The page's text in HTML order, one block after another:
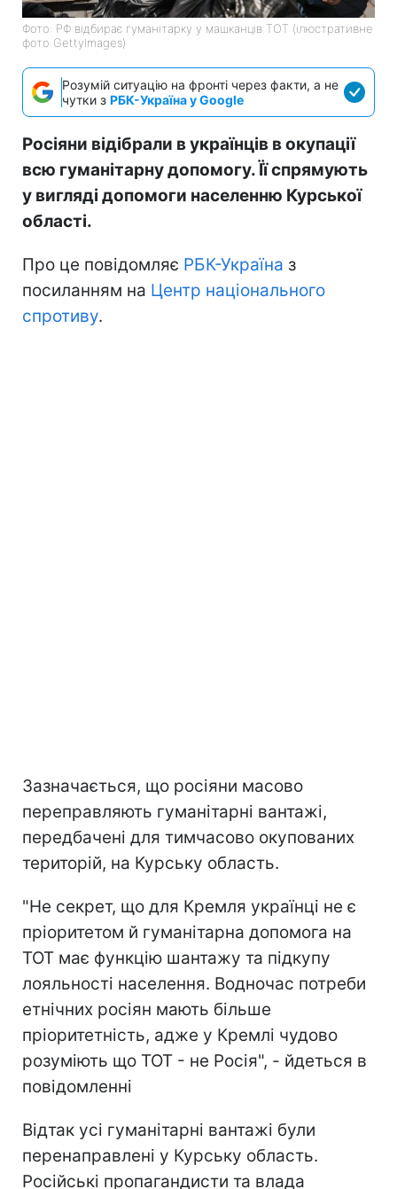
Фото: РФ відбирає гуманітарку у машканців ТОТ (ілюстративне
фото GettyImages)
Розумій ситуацію на фронті через факти, а не
чутки з РБК-Україна у Google
Росіяни відібрали в українців в окупації
всю гуманітарну допомогу. Її спрямують
у вигляді допомоги населенню Курської
області.
Про це повідомляє РБК-Україна з
посиланням на Центр національного
спротиву.
Зазначається, що росіяни масово
переправляють гуманітарні вантажі,
передбачені для тимчасово окупованих
територій, на Курську область.
"Не секрет, що для Кремля українці не є
пріоритетом й гуманітарна допомога на
ТОТ має функцію шантажу та підкупу
лояльності населення. Водночас потреби
етнічних росіян мають більше
пріоритетність, адже у Кремлі чудово
розуміють що ТОТ - не Росія", - йдеться в
повідомленні
Відтак усі гуманітарні вантажі були
перенаправлені у Курську область.
Російські пропагандисти та влада